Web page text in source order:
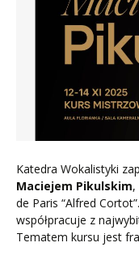
Katedra Wokalistyki
Maciejem Pikulskim,
de Paris “Alfred
współpracuje z
Tematem kursu jest